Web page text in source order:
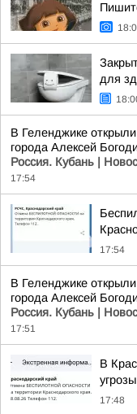
для
В Геленджике
города Алексей
Россия. Кубань |
17:54
17:54
В Геленджике
города Алексей
Россия. Кубань |
17:51
В
17:48